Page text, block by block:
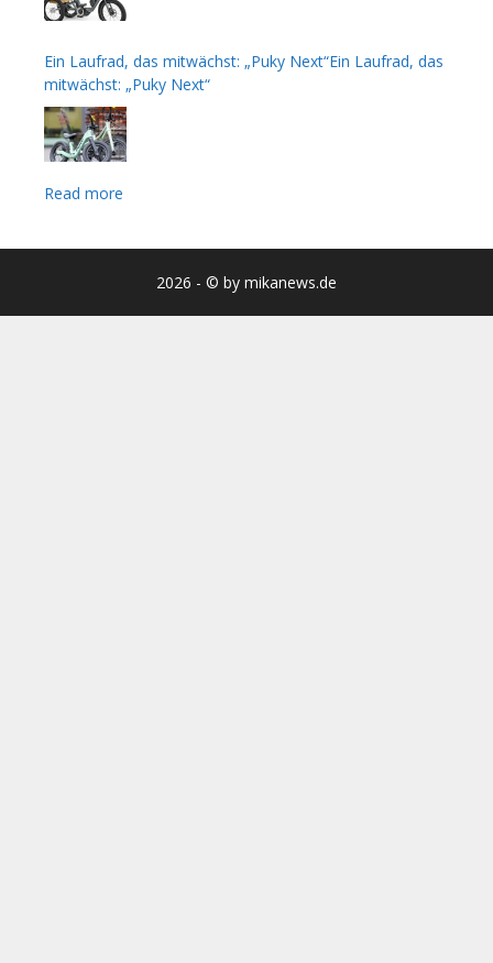
Ein Laufrad, das mitwächst: „Puky Next“Ein Laufrad, das
mitwächst: „Puky Next“
Read more
2026 - © by mikanews.de